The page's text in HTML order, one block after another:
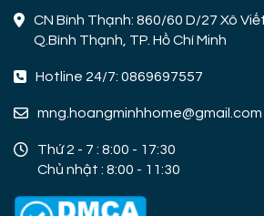
CN Bình Thạnh: 860/60 D/27 Xô
Q.Bình Thạnh, TP. Hồ Chí Minh
Hotline 24/7: 0869697557
mng.hoangminhhome@gmail.com
Thứ 2 - 7 : 8:00 - 17:30
Chủ nhật : 8:00 - 11:30